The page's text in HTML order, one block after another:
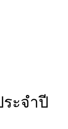
ะจำปี